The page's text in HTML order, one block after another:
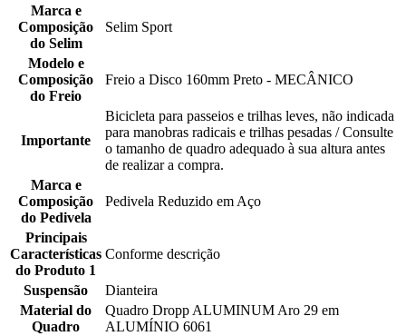
Marca e
Composição
do Selim
Selim Sport
Modelo e
Composição
do Freio
Freio a Disco 160mm Preto - MECÂNICO
Importante
Bicicleta para passeios e trilhas leves, não indicada
para manobras radicais e trilhas pesadas / Consulte
o tamanho de quadro adequado à sua altura antes
de realizar a compra.
Marca e
Composição
do Pedivela
Pedivela Reduzido em Aço
Principais
Características
do Produto 1
Conforme descrição
Suspensão
Dianteira
Material do
Quadro
Quadro Dropp ALUMINUM Aro 29 em
ALUMÍNIO 6061